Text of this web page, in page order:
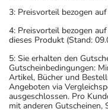
3: Preisvorteil bezogen
4: Preisvorteil bezogen
dieses Produkt (Stand:
5: Sie erhalten den
Gutscheinbedingungen:
Artikel, Bücher und
Angeboten via
ausgeschlossen. Pro
mit anderen